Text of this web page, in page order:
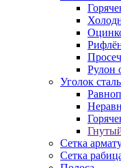
Рулон
Уголок
Сетка
Сетка